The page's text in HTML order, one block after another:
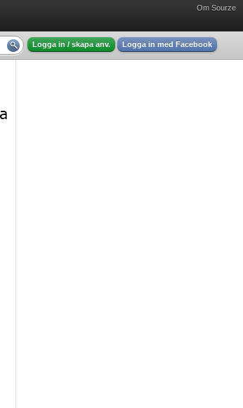
Om Sourze
Logga in / skapa anv. Logga in med Facebook
intressant läsning